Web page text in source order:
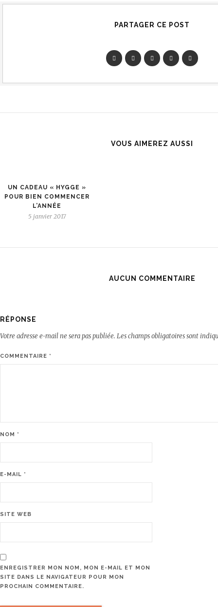
PARTAGER CE POST
VOUS AIMEREZ AUSSI
UN CADEAU « HYGGE »
POUR BIEN COMMENCER
L’ANNÉE
5 janvier 2017
AUCUN COMMENTAIRE
RÉPONSE
Votre adresse e-mail ne sera pas publiée. Les champs obligatoires sont
COMMENTAIRE *
NOM *
E-MAIL *
SITE WEB
ENREGISTRER MON NOM, MON E-MAIL ET MON
SITE DANS LE NAVIGATEUR POUR MON
PROCHAIN COMMENTAIRE.